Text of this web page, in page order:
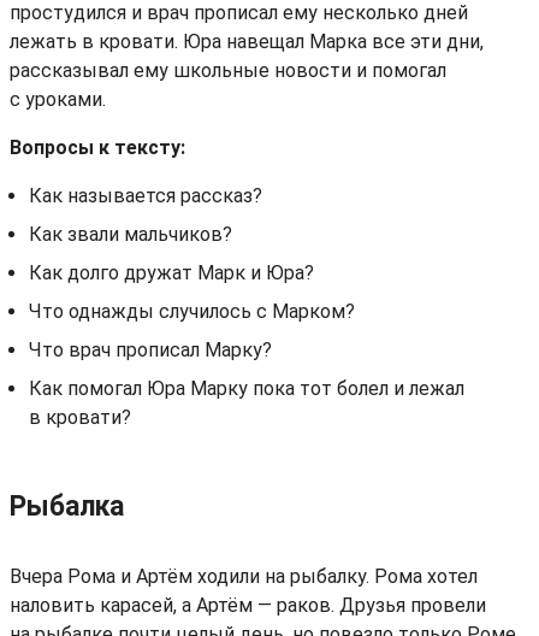
простудился и врач прописал ему несколько дней
лежать в кровати. Юра навещал Марка все эти дни,
рассказывал ему школьные новости и помогал
с уроками.
Вопросы к тексту:
Как называется рассказ?
Как звали мальчиков?
Как долго дружат Марк и Юра?
Что однажды случилось с Марком?
Что врач прописал Марку?
Как помогал Юра Марку пока тот болел и лежал
в кровати?
Рыбалка
Вчера Рома и Артём ходили на рыбалку. Рома хотел
наловить карасей, а Артём — раков. Друзья провели